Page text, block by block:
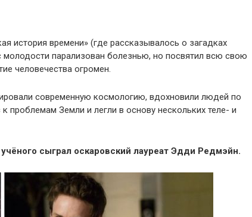
история времени» (где рассказывалось о загадках
парализован болезнью, но посвятил всю свою
человечества огромен.
современную космологию, вдохновили людей по
проблемам Земли и легли в основу нескольких теле- и
сыграл оскаровский лауреат Эдди Редмэйн.